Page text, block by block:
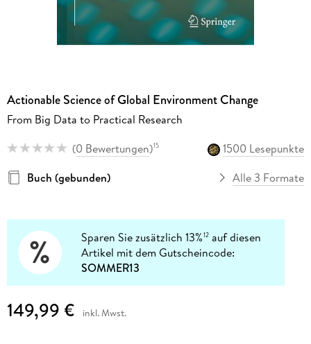
Actionable Science of Global Environment Change
From Big Data to Practical Research
(0 Bewertungen)15
1500 Lesepunkte
Buch (gebunden)
Alle 3 Formate
Sparen Sie zusätzlich 13%12 auf diesen
Artikel mit dem Gutscheincode:
SOMMER13
149,99 € inkl. Mwst.